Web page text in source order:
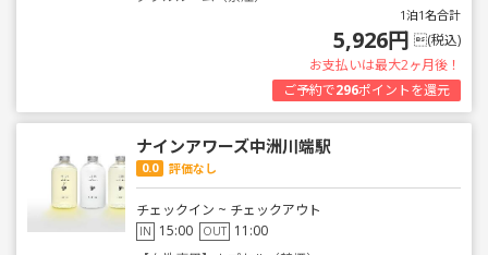
1泊1名合計
5,926円 (税込)
お支払いは最大2ヶ月後！
ご予約で296ポイントを還元
ナインアワーズ中洲川端駅
0.0 評価なし
チェックイン ~ チェックアウト
IN 15:00 OUT 11:00